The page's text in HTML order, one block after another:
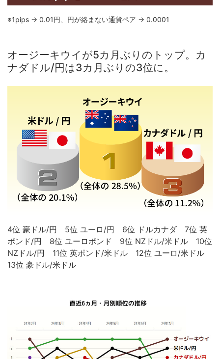
※1pips → 0.01円、円が絡まない通貨ペア → 0.0001
オージーキウイが5カ月ぶりのトップ。カ
ナダドル/円は3カ月ぶりの3位に。
4位 豪ドル/円 5位 ユーロ/円 6位 ドルカナダ 7位 英
ポンド/円 8位 ユーロポンド 9位 NZドル/米ドル 10位
NZドル/円 11位 英ポンド/米ドル 12位 ユーロ/米ドル
13位 豪ドル/米ドル